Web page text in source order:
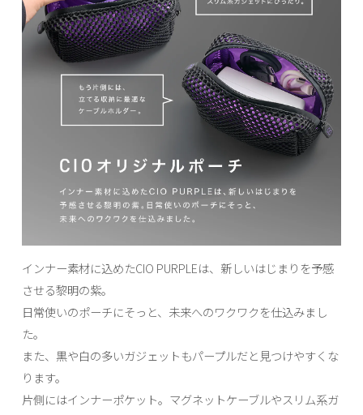
インナー素材に込めたCIO PURPLEは、新しいはじまりを予感
させる黎明の紫。
日常使いのポーチにそっと、未来へのワクワクを仕込みまし
た。
また、黒や白の多いガジェットもパープルだと見つけやすくな
ります。
片側にはインナーポケット。マグネットケーブルやスリム系ガ